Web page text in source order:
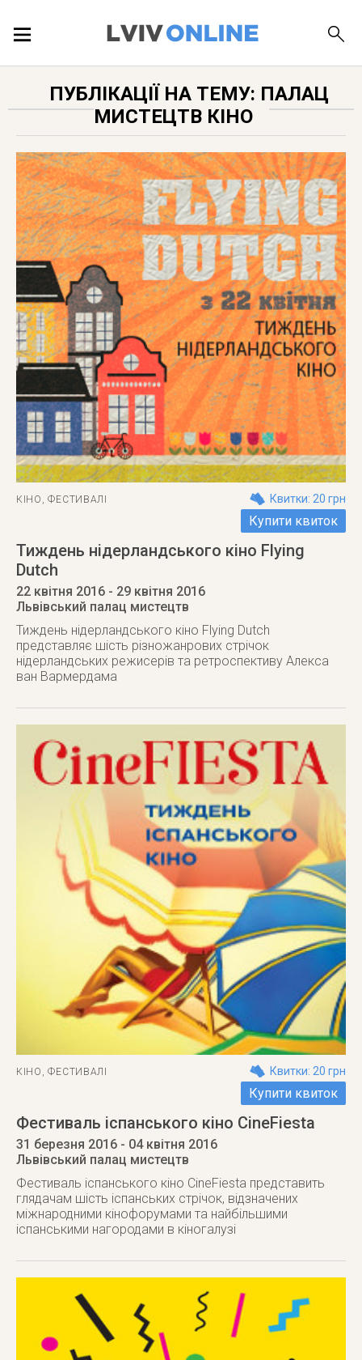
ПУБЛІКАЦІЇ
ДОВІДКА
ПУБЛІКАЦІЇ НА ТЕМУ: ПАЛАЦ
МИСТЕЦТВ КІНО
КІНО ,ФЕСТИВАЛІ Квитки: 20 грн
Купити квиток
Тиждень нідерландського кіно Flying
Dutch
22 квітня 2016 - 29 квітня 2016
Львівський палац мистецтв
Тиждень нідерландського кіно Flying Dutch
представляє шість різножанрових стрічок
нідерландських режисерів та ретроспективу Алекса
ван Вармердама
КІНО ,ФЕСТИВАЛІ Квитки: 20 грн
Купити квиток
Фестиваль іспанського кіно CineFiesta
31 березня 2016 - 04 квітня 2016
Львівський палац мистецтв
Фестиваль іспанського кіно CineFiesta представить
глядачам шість іспанських стрічок, відзначених
міжнародними кінофорумами та найбільшими
іспанськими нагородами в кіногалузі